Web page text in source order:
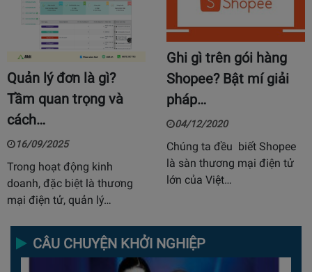
Quản lý đơn là gì?
Tầm quan trọng và
cách…
16/09/2025
Trong hoạt động kinh
doanh, đặc biệt là thương
mại điện tử, quản lý…
Ghi gì trên gói hàng
Shopee? Bật mí giải
pháp…
04/12/2020
Chúng ta đều biết Shopee
là sàn thương mại điện tử
lớn của Việt…
CÂU CHUYỆN KHỞI NGHIỆP